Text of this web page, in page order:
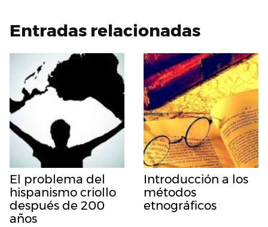
Entradas relacionadas
El problema del
hispanismo criollo
después de 200
años
Introducción a los
métodos
etnográficos